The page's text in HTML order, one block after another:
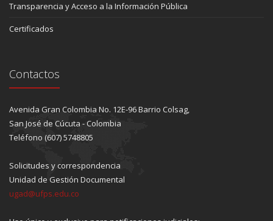
Transparencia y Acceso a la Información Pública
Certificados
Contactos
Avenida Gran Colombia No. 12E-96 Barrio Colsag,
San José de Cúcuta - Colombia
Teléfono (607) 5748805
Solicitudes y correspondencia
Unidad de Gestión Documental
ugad@ufps.edu.co